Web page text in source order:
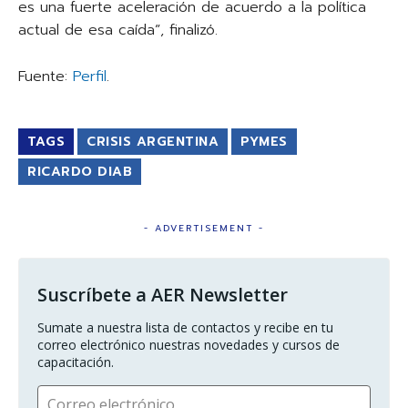
es una fuerte aceleración de acuerdo a la política
actual de esa caída”, finalizó.
Fuente: Perfil.
TAGS CRISIS ARGENTINA
PYMES
RICARDO DIAB
- ADVERTISEMENT -
Suscríbete a AER Newsletter
Sumate a nuestra lista de contactos y recibe en tu
correo electrónico nuestras novedades y cursos de
capacitación.